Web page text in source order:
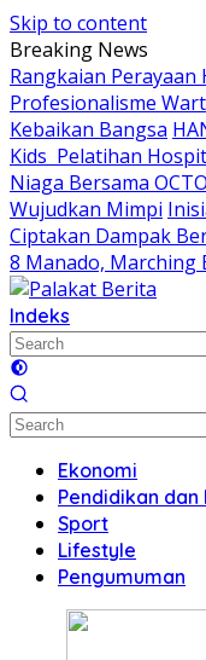
Skip to content
Breaking News
Rangkaian Perayaan
Profesionalisme
Kebaikan Bangsa
Kids Pelatihan
Niaga Bersama
Wujudkan Mimpi
Ciptakan Dampak
8 Manado, Marching
Indeks
Ekonomi
Pendidikan dan
Sport
Lifestyle
Pengumuman